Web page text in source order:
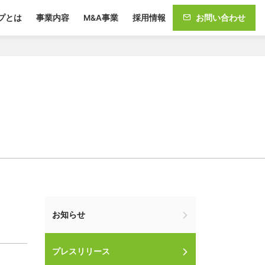
とは 事業内容 M&A事業 採用情報 お問い合わせ
お知らせ
プレスリリース